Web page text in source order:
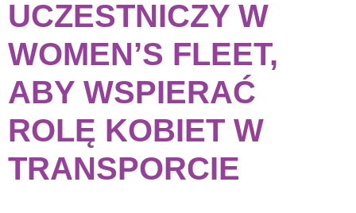
UCZESTNICZY W
WOMEN’S FLEET,
ABY WSPIERAĆ
ROLĘ KOBIET W
TRANSPORCIE